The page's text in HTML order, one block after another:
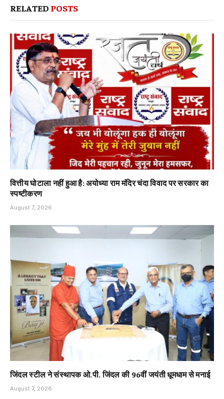
RELATED POSTS
वित्तीय घोटाला नहीं हुआ है: अयोध्या राम मंदिर चंदा विवाद पर सरकार का
स्पष्टीकरण
August 7, 2026
जिंदल स्टील ने संस्थापक ओ.पी. जिंदल की 96वीं जयंती धूमधाम से मनाई
August 7, 2026